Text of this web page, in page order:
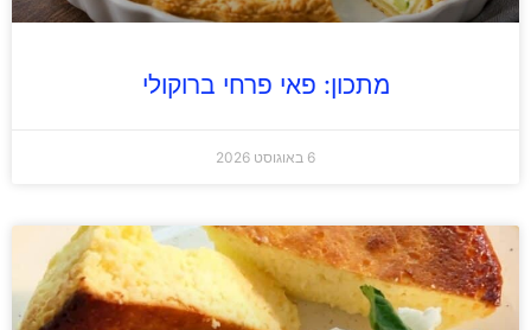
מתכון: פאי פרחי ברוקולי
6 באוגוסט 2026